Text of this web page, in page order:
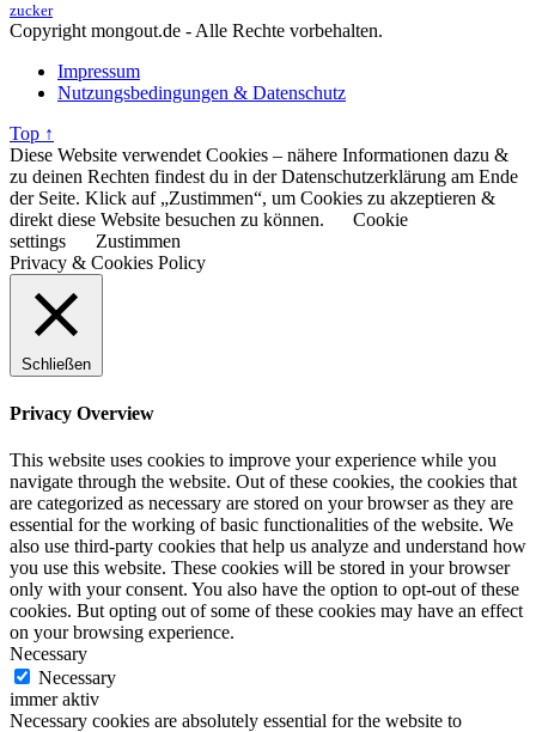
zucker
Copyright mongout.de - Alle Rechte vorbehalten.
Impressum
Nutzungsbedingungen & Datenschutz
Top ↑
Diese Website verwendet Cookies – nähere Informationen dazu &
zu deinen Rechten findest du in der Datenschutzerklärung am Ende
der Seite. Klick auf „Zustimmen“, um Cookies zu akzeptieren &
direkt diese Website besuchen zu können.
Cookie
settings
Zustimmen
Privacy & Cookies Policy
Schließen
Privacy Overview
This website uses cookies to improve your experience while you
navigate through the website. Out of these cookies, the cookies that
are categorized as necessary are stored on your browser as they are
essential for the working of basic functionalities of the website. We
also use third-party cookies that help us analyze and understand how
you use this website. These cookies will be stored in your browser
only with your consent. You also have the option to opt-out of these
cookies. But opting out of some of these cookies may have an effect
on your browsing experience.
Necessary
Necessary
immer aktiv
Necessary cookies are absolutely essential for the website to